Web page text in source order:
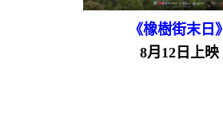
《橡樹街末日》
8月12日上映